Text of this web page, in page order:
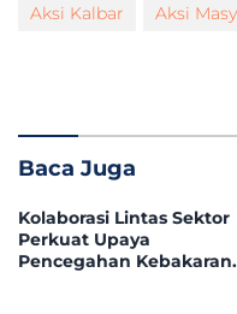
Aksi Kalbar Aksi
Baca Juga
Kolaborasi Lintas Sektor
Perkuat Upaya
Pencegahan Kebakaran